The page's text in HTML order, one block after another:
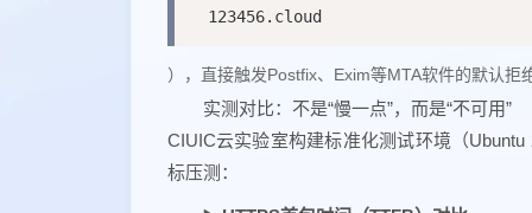
123456.cloud
），直接触发Postfix、Exim等MTA软件的默认拒
实测对比：不是“慢一点”，而是“不可用”
CIUIC云实验室构建标准化测试环境（
标压测：